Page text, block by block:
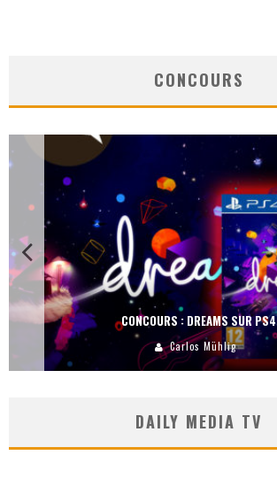
CONCOURS
CONCOURS : DREAMS SUR PS4
Carlos Mühlig
DAILY MEDIA TV